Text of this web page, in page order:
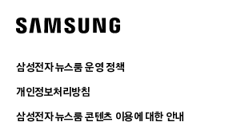
삼성전자 뉴스룸 운영 정책
개인정보처리방침
삼성전자 뉴스룸 콘텐츠 이용에 대한 안내